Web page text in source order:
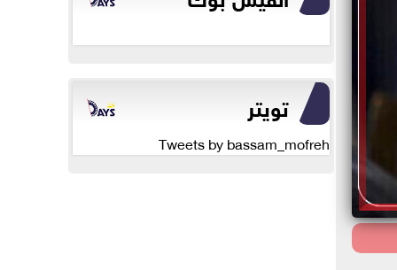
تويتر
Tweets by bassam_mofreh